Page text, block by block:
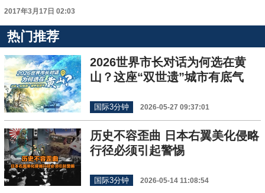
2017年3月17日 02:03
热门推荐
2026世界市长对话为何选在黄
山？这座“双世遗”城市有底气
国际3分钟 2026-05-27 09:37:01
历史不容歪曲 日本右翼美化侵略
行径必须引起警惕
国际3分钟 2026-05-14 11:08:54